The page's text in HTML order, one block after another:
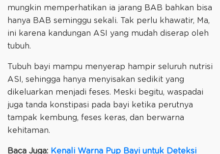
mungkin memperhatikan ia jarang BAB bahkan bisa
hanya BAB seminggu sekali. Tak perlu khawatir, Ma,
ini karena kandungan ASI yang mudah diserap oleh
tubuh.
Tubuh bayi mampu menyerap hampir seluruh nutrisi
ASI, sehingga hanya menyisakan sedikit yang
dikeluarkan menjadi feses. Meski begitu, waspadai
juga tanda konstipasi pada bayi ketika perutnya
tampak kembung, feses keras, dan berwarna
kehitaman.
Baca Juga: Kenali Warna Pup Bayi untuk Deteksi